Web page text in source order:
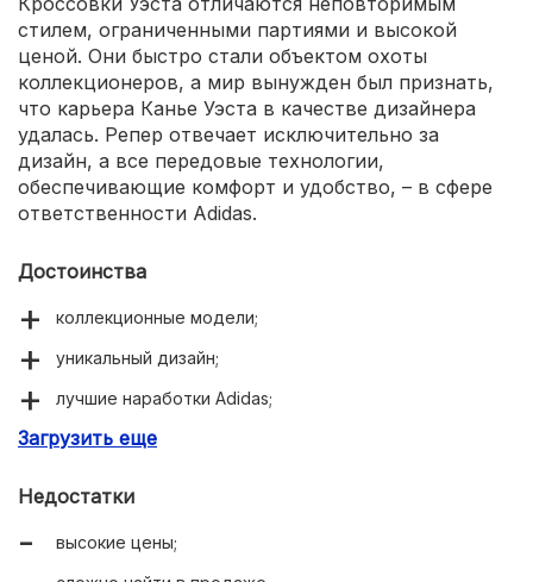
стилем, ограниченными партиями и высокой
ценой. Они быстро стали объектом охоты
коллекционеров, а мир вынужден был признать,
что карьера Канье Уэста в качестве дизайнера
удалась. Репер отвечает исключительно за
дизайн, а все передовые технологии,
обеспечивающие комфорт и удобство, – в сфере
ответственности Adidas.
Достоинства
коллекционные модели;
уникальный дизайн;
лучшие наработки Adidas;
возможность почувствовать причастность к миру
Загрузить еще
Недостатки
высокие цены;